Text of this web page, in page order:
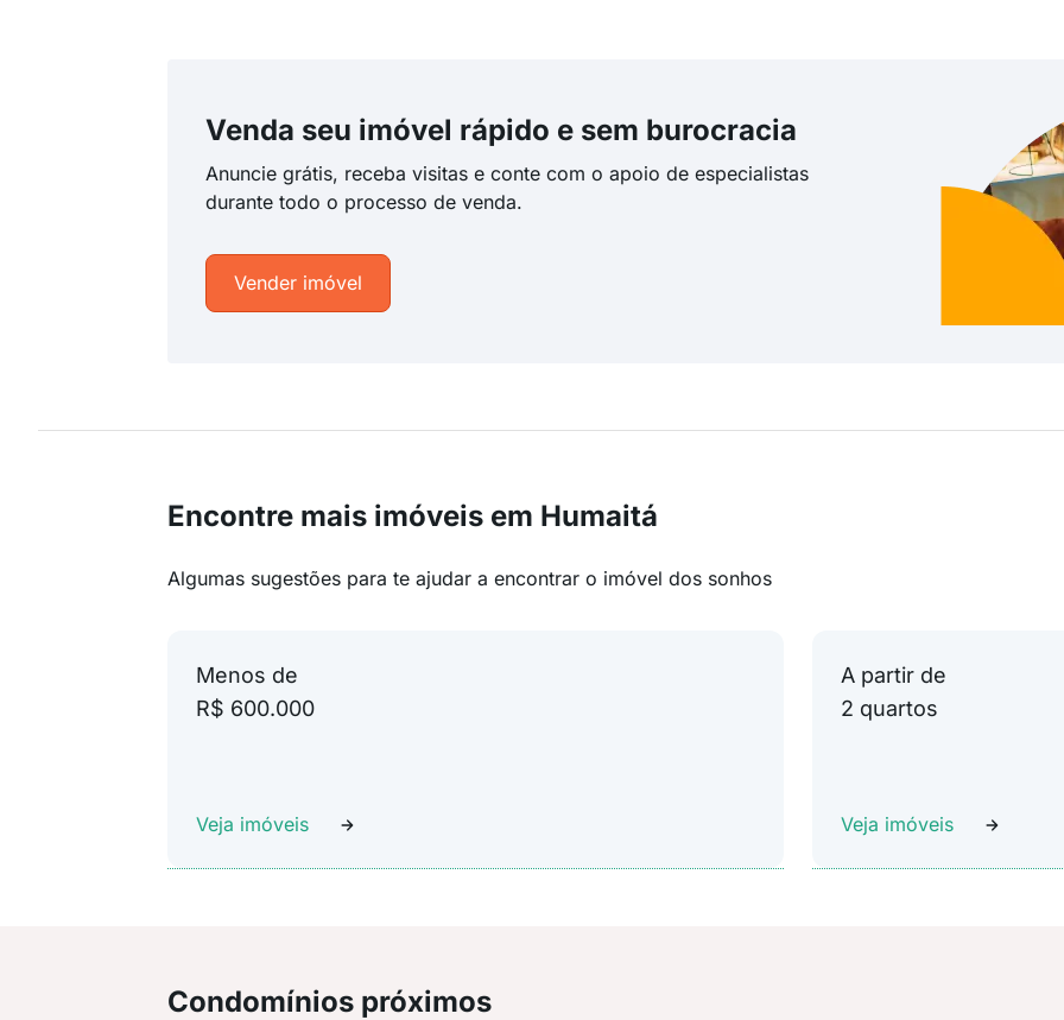
Venda seu imóvel rápido e sem burocracia
Anuncie grátis, receba visitas e conte com o apoio de especialistas
durante todo o processo de venda.
Vender imóvel
Encontre mais imóveis em Humaitá
Algumas sugestões para te ajudar a encontrar o imóvel dos sonhos
Menos de
R$ 600.000
Veja imóveis
A partir de
2 quartos
Veja imóveis
Condomínios próximos